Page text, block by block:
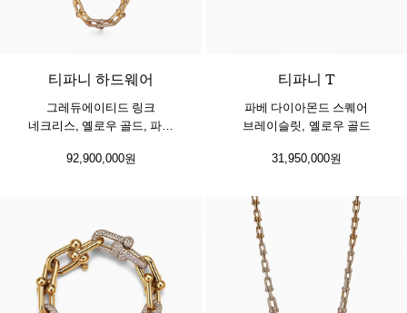
티파니 하드웨어
그레듀에이티드 링크
네크리스, 옐로우 골드, 파베
92,900,000원
티파니 T
파베 다이아몬드 스퀘어
브레이슬릿, 옐로우 골드
31,950,000원